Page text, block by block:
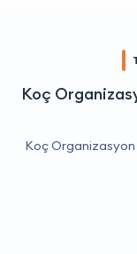
Koç
Koç Organizasyon